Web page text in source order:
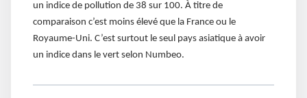
un indice de pollution de 38 sur 100. À titre de
comparaison c’est moins élevé que la France ou le
Royaume-Uni. C’est surtout le seul pays asiatique à avoir
un indice dans le vert selon Numbeo.